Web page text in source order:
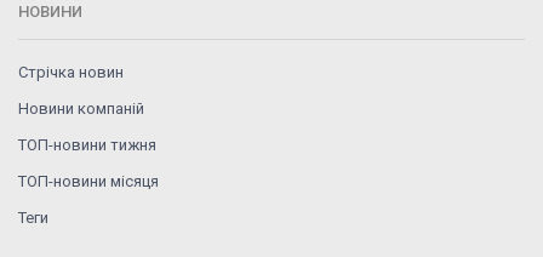
НОВИНИ
Стрічка новин
Новини компаній
ТОП-новини тижня
ТОП-новини місяця
Теги